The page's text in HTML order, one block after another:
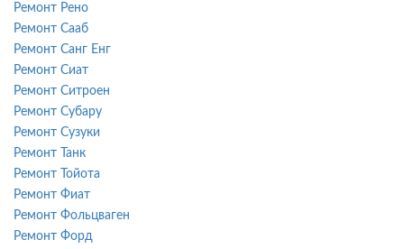
Ремонт Рено
Ремонт Сааб
Ремонт Санг Енг
Ремонт Сиат
Ремонт Ситроен
Ремонт Субару
Ремонт Сузуки
Ремонт Танк
Ремонт Тойота
Ремонт Фиат
Ремонт Фольцваген
Ремонт Форд